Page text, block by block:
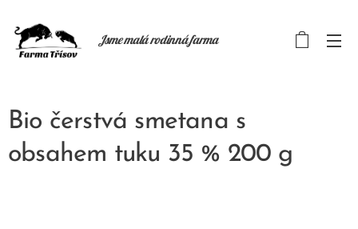
Jsme malá rodinná farma
Bio čerstvá smetana s
obsahem tuku 35 % 200 g